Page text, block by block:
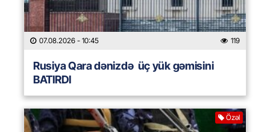
07.08.2026 - 10:45 119
Rusiya Qara dənizdə üç yük gəmisini
BATIRDI
Özəl